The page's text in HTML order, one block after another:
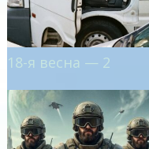
18-я весна — 2